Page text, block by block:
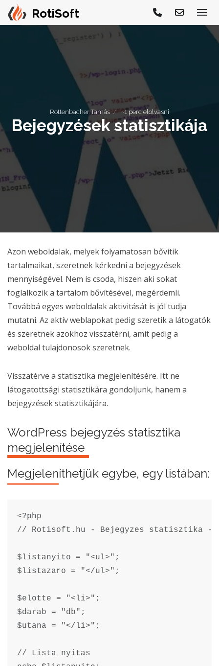
Rottenbacher Tamás ~1 perc elolvasni
Bejegyzések statisztikája
Azon weboldalak, melyek folyamatosan bővítik
tartalmaikat, szeretnek kérkedni a bejegyzések
mennyiségével. Nem is csoda, hiszen aki sokat
foglalkozik a tartalom bővítésével, megérdemli.
Továbbá egyes weboldalak aktivitását is jól tudja
mutatni. Az aktív weblapokat pedig szeretik a látogatók
és szeretnek azokhoz visszatérni, amit pedig a
weboldal tulajdonosok szeretnek.
Visszatérve a statisztika megjelenítésére. Itt ne
látogatottsági statisztikára gondoljunk, hanem a
bejegyzések statisztikájára.
WordPress bejegyzés statisztika
megjelenítése
Megjeleníthetjük egybe, egy listában:
<?php
// Rotisoft.hu - Bejegyzes statisztika -
$listanyito = "<ul>";
$listazaro = "</ul>";
$elotte = "<li>";
$darab = "db";
$utana = "</li>";
// Lista nyitas